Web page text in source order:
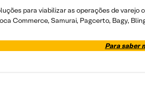
para viabilizar as operações de varejo
Commerce, Samurai, Pagcerto, Bagy,
Para saber